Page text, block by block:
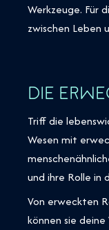
Werkzeuge. Für
zwischen Leben
DIE
Triff die
Wesen mit
und ihre Rolle in
Von erweckten
können sie